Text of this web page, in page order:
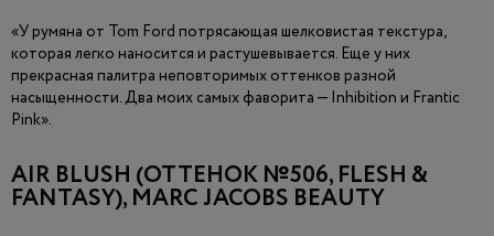
«У румяна от Tom Ford потрясающая шелковистая текстура,
которая легко наносится и растушевывается. Еще у них
прекрасная палитра неповторимых оттенков разной
насыщенности. Два моих самых фаворита — Inhibition и Frantic
Pink».
AIR BLUSH (ОТТЕНОК №506, FLESH &
FANTASY), MARC JACOBS BEAUTY